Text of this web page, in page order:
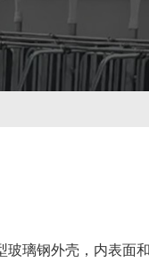
璃钢外壳，内表面